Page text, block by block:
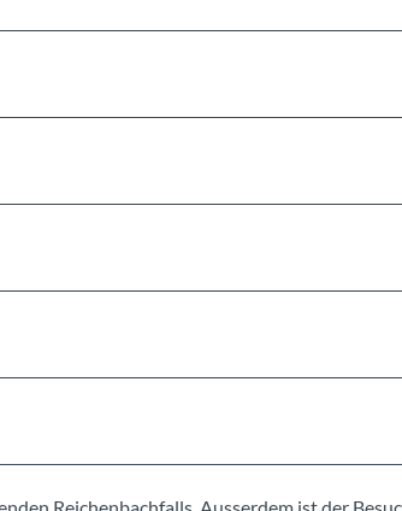
Reichenbachfalls. Ausserdem ist der